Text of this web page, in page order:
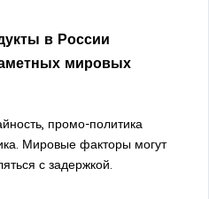
в России
мировых
промо-политика
Мировые факторы могут
с задержкой.